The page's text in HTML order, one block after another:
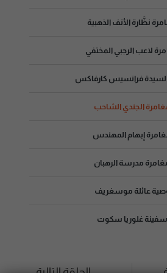
نظَّارة الأنف الذهبية
لاعب الرجبي المختفي
السيدة فرانسيس كارفاكس
الجندي الشاحب
إبهام المهندس
مدرسة الرهبان
عائلة موسغريف
سفينة غلوريا سكوت